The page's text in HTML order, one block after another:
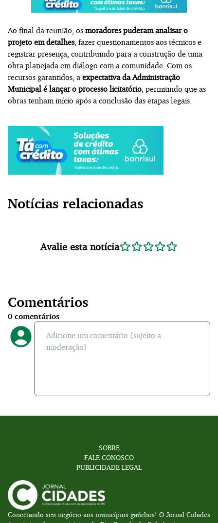
Ao final da reunião, os moradores puderam analisar o
projeto em detalhes, fazer questionamentos aos técnicos e
registrar presença, contribuindo para a construção de uma
obra planejada em diálogo com a comunidade. Com os
recursos garantidos, a expectativa da Administração
Municipal é lançar o processo licitatório , permitindo que as
obras tenham início após a conclusão das etapas legais.
Notícias relacionadas
Avalie esta notícia
Comentários
0 comentários
Conectando seu negócio aos municípios gaúchos! O Jornal Cidades
SOBRE
FALE CONOSCO
PUBLICIDADE LEGAL